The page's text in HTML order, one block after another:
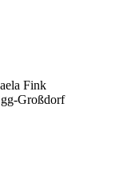
Fink
Großdorf